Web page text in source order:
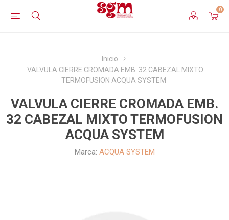
0
Inicio
VALVULA CIERRE CROMADA EMB. 32 CABEZAL MIXTO
TERMOFUSION ACQUA SYSTEM
VALVULA CIERRE CROMADA EMB.
32 CABEZAL MIXTO TERMOFUSION
ACQUA SYSTEM
Marca: ACQUA SYSTEM